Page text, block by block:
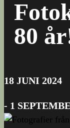
80
18 JUNI 2024
- 1